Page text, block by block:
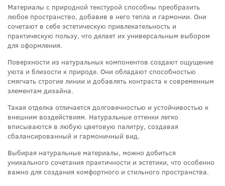
Материалы с природной текстурой способны преобразить
любое пространство, добавив в него тепла и гармонии. Они
сочетают в себе эстетическую привлекательность и
практическую пользу, что делает их универсальным выбором
для оформления.
Поверхности из натуральных компонентов создают ощущение
уюта и близости к природе. Они обладают способностью
смягчать строгие линии и добавлять контраста к современным
элементам дизайна.
Такая отделка отличается долговечностью и устойчивостью к
внешним воздействиям. Натуральные оттенки легко
вписываются в любую цветовую палитру, создавая
сбалансированный и гармоничный вид.
Выбирая натуральные материалы, можно добиться
уникального сочетания практичности и эстетики, что особенно
важно для создания комфортного и стильного пространства.